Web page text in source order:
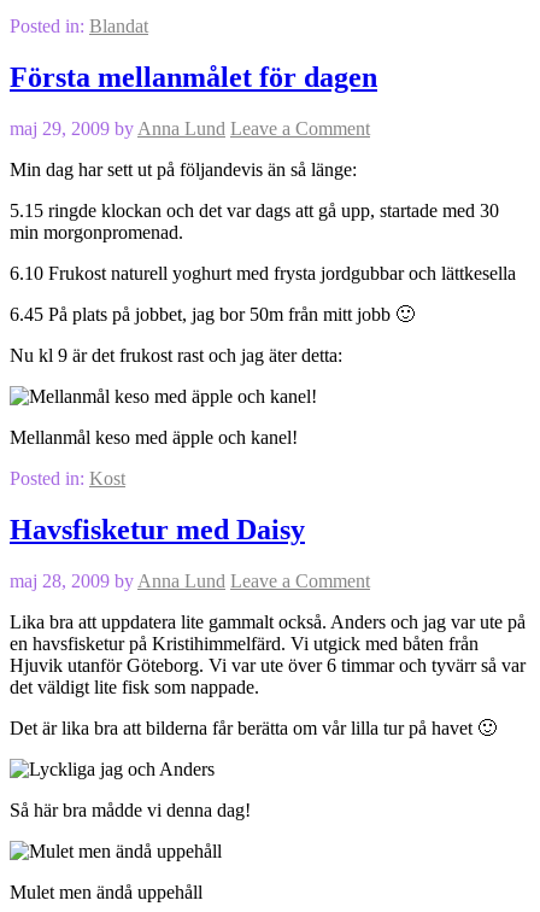
Posted in: Blandat
Första mellanmålet för dagen
maj 29, 2009 by Anna Lund Leave a Comment
Min dag har sett ut på följandevis än så länge:
5.15 ringde klockan och det var dags att gå upp, startade med 30
min morgonpromenad.
6.10 Frukost naturell yoghurt med frysta jordgubbar och lättkesella
6.45 På plats på jobbet, jag bor 50m från mitt jobb 🙂
Nu kl 9 är det frukost rast och jag äter detta:
Mellanmål keso med äpple och kanel!
Posted in: Kost
Havsfisketur med Daisy
maj 28, 2009 by Anna Lund Leave a Comment
Lika bra att uppdatera lite gammalt också. Anders och jag var ute på
en havsfisketur på Kristihimmelfärd. Vi utgick med båten från
Hjuvik utanför Göteborg. Vi var ute över 6 timmar och tyvärr så var
det väldigt lite fisk som nappade.
Det är lika bra att bilderna får berätta om vår lilla tur på havet 🙂
Så här bra mådde vi denna dag!
Mulet men ändå uppehåll